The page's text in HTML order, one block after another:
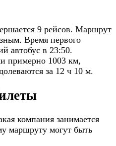
9 рейсов. Маршрут
Время первого
автобус в 23:50.
примерно 1003 км,
за 12 ч 10 м.
компания занимается
маршруту могут быть